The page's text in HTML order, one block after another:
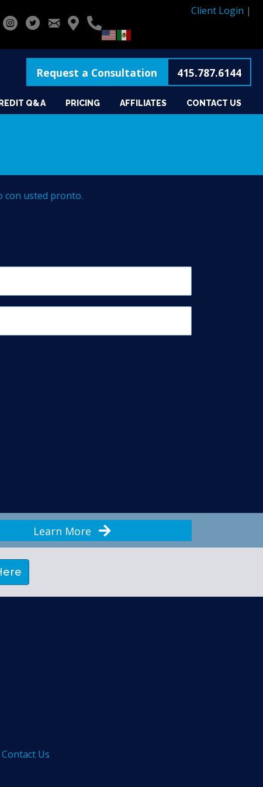
Client Login |
Request a Consultation 415.787.6144
Q&A PRICING AFFILIATES CONTACT US
con usted pronto.
Learn More
Contact Us